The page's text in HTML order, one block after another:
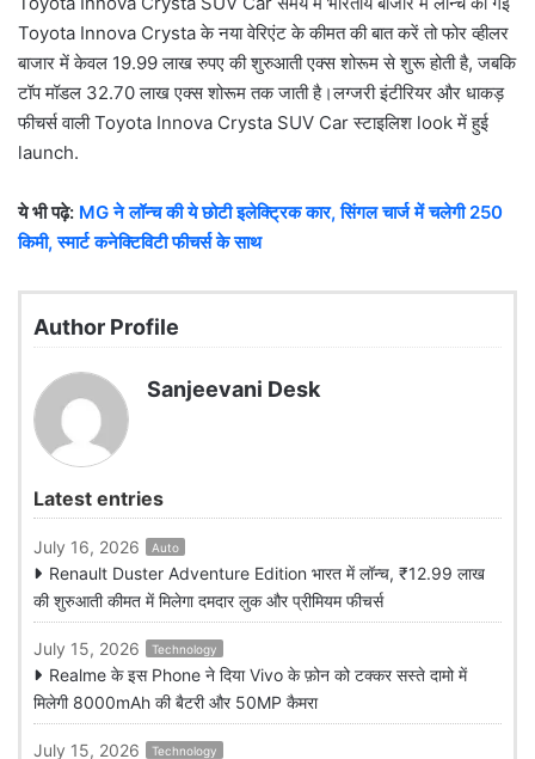
Toyota Innova Crysta के नया वेरिएंट के कीमत की बात करें तो फोर व्हीलर
बाजार में केवल 19.99 लाख रुपए की शुरुआती एक्स शोरूम से शुरू होती है, जबकि
टॉप मॉडल 32.70 लाख एक्स शोरूम तक जाती है।लग्जरी इंटीरियर और धाकड़
फीचर्स वाली Toyota Innova Crysta SUV Car स्टाइलिश look में हुई
launch.
ये भी पढ़े: MG ने लॉन्च की ये छोटी इलेक्ट्रिक कार, सिंगल चार्ज में चलेगी 250
किमी, स्मार्ट कनेक्टिविटी फीचर्स के साथ
Author Profile
Sanjeevani Desk
Latest entries
July 16, 2026 Auto
Renault Duster Adventure Edition भारत में लॉन्च, ₹12.99 लाख
की शुरुआती कीमत में मिलेगा दमदार लुक और प्रीमियम फीचर्स
July 15, 2026 Technology
Realme के इस Phone ने दिया Vivo के फ़ोन को टक्कर सस्ते दामो में
मिलेगी 8000mAh की बैटरी और 50MP कैमरा
July 15, 2026 Technology